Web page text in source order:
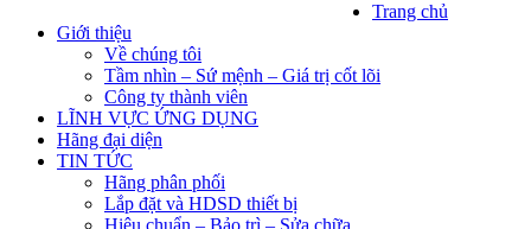
Trang chủ
Giới thiệu
Về chúng tôi
Tầm nhìn – Sứ mệnh – Giá trị cốt lõi
Công ty thành viên
LĨNH VỰC ỨNG DỤNG
Hãng đại diện
TIN TỨC
Hãng phân phối
Lắp đặt và HDSD thiết bị